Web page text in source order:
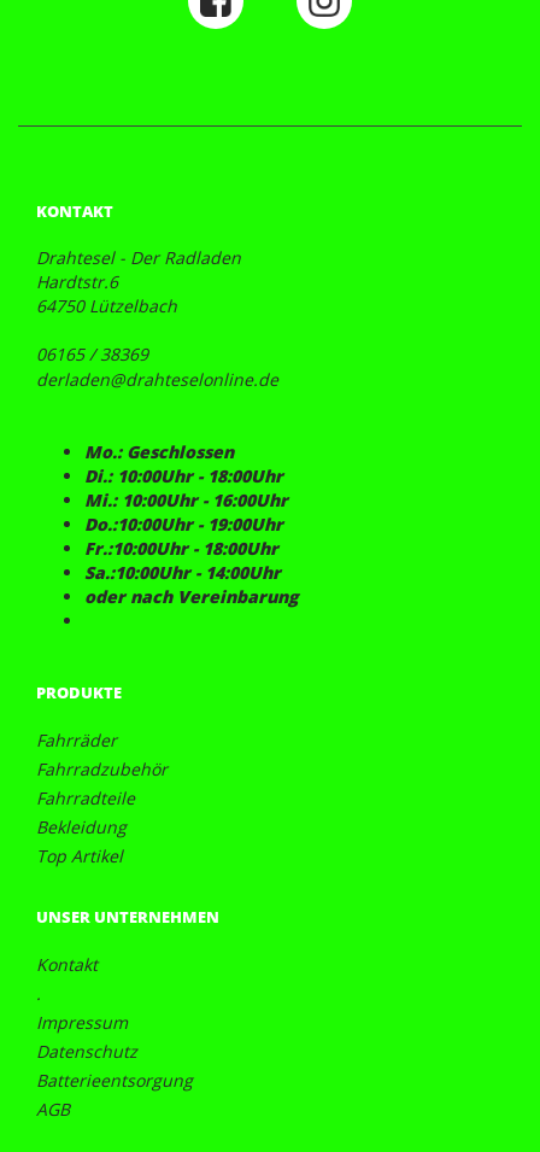
KONTAKT
Drahtesel - Der Radladen
Hardtstr.6
64750 Lützelbach
06165 / 38369
derladen@drahteselonline.de
Mo.: Geschlossen
Di.: 10:00Uhr - 18:00Uhr
Mi.: 10:00Uhr - 16:00Uhr
Do.:10:00Uhr - 19:00Uhr
Fr.:10:00Uhr - 18:00Uhr
Sa.:10:00Uhr - 14:00Uhr
oder nach Vereinbarung
PRODUKTE
Fahrräder
Fahrradzubehör
Fahrradteile
Bekleidung
Top Artikel
UNSER UNTERNEHMEN
Kontakt
.
Impressum
Datenschutz
Batterieentsorgung
AGB